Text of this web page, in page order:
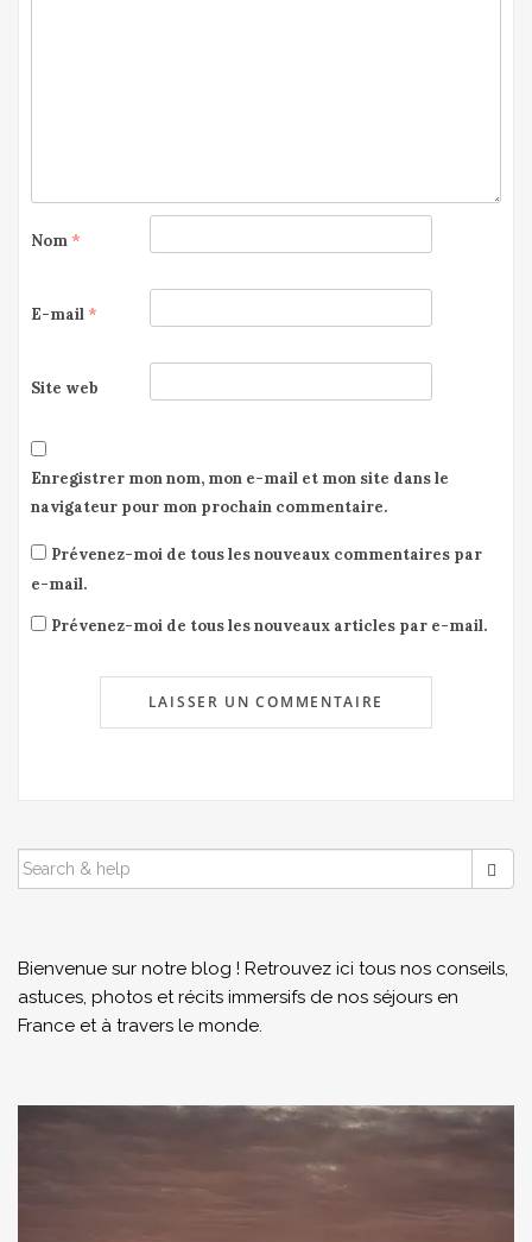
Nom *
E-mail *
Site web
Enregistrer mon nom, mon e-mail et mon site dans le
navigateur pour mon prochain commentaire.
Prévenez-moi de tous les nouveaux commentaires par
e-mail.
Prévenez-moi de tous les nouveaux articles par e-mail.
SEARCH
FOR:
Bienvenue sur notre blog ! Retrouvez ici tous nos conseils,
astuces, photos et récits immersifs de nos séjours en
France et à travers le monde.